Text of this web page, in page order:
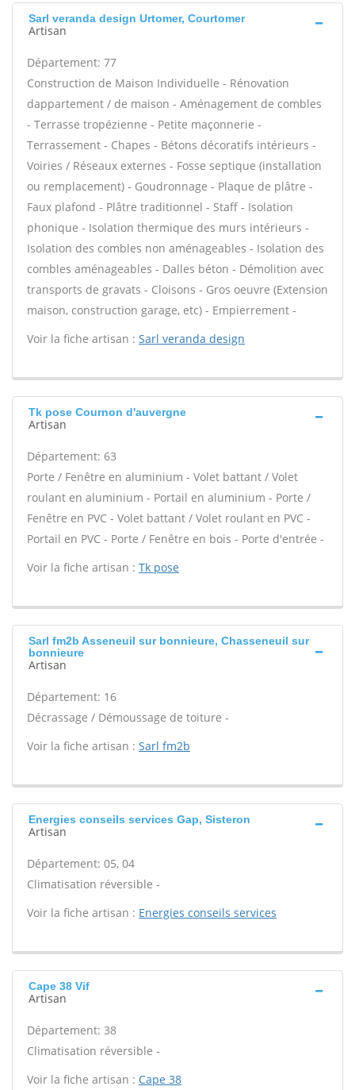
Sarl veranda design Urtomer, Courtomer
Artisan
Département: 77
Construction de Maison Individuelle - Rénovation
dappartement / de maison - Aménagement de combles
- Terrasse tropézienne - Petite maçonnerie -
Terrassement - Chapes - Bétons décoratifs intérieurs -
Voiries / Réseaux externes - Fosse septique (installation
ou remplacement) - Goudronnage - Plaque de plâtre -
Faux plafond - Plâtre traditionnel - Staff - Isolation
phonique - Isolation thermique des murs intérieurs -
Isolation des combles non aménageables - Isolation des
combles aménageables - Dalles béton - Démolition avec
transports de gravats - Cloisons - Gros oeuvre (Extension
maison, construction garage, etc) - Empierrement -
Voir la fiche artisan : Sarl veranda design
Tk pose Cournon d'auvergne
Artisan
Département: 63
Porte / Fenêtre en aluminium - Volet battant / Volet
roulant en aluminium - Portail en aluminium - Porte /
Fenêtre en PVC - Volet battant / Volet roulant en PVC -
Portail en PVC - Porte / Fenêtre en bois - Porte d'entrée -
Voir la fiche artisan : Tk pose
Sarl fm2b Asseneuil sur bonnieure, Chasseneuil sur
bonnieure
Artisan
Département: 16
Décrassage / Démoussage de toiture -
Voir la fiche artisan : Sarl fm2b
Energies conseils services Gap, Sisteron
Artisan
Département: 05, 04
Climatisation réversible -
Voir la fiche artisan : Energies conseils services
Cape 38 Vif
Artisan
Département: 38
Climatisation réversible -
Voir la fiche artisan : Cape 38